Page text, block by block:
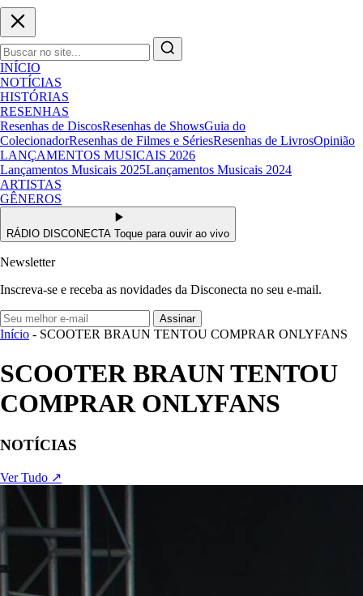
INÍCIO
NOTÍCIAS
HISTÓRIAS
RESENHAS
Resenhas de DiscosResenhas de ShowsGuia do
ColecionadorResenhas de Filmes e SériesResenhas de LivrosOpinião
LANÇAMENTOS MUSICAIS 2026
Lançamentos Musicais 2025Lançamentos Musicais 2024
ARTISTAS
GÊNEROS
RÁDIO DISCONECTA Toque para ouvir ao vivo
Newsletter
Inscreva-se e receba as novidades da Disconecta no seu e-mail.
Assinar
Início - SCOOTER BRAUN TENTOU COMPRAR ONLYFANS
SCOOTER BRAUN TENTOU
COMPRAR ONLYFANS
NOTÍCIAS
Ver Tudo ↗